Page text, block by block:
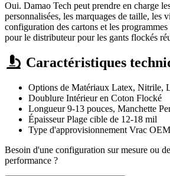
Oui. Damao Tech peut prendre en charge
personnalisées, les marquages de taille, les
configuration des cartons et les
pour le distributeur pour les gants flockés
Caractéristiques
Options de Matériaux Latex, Nitrile,
Doublure Intérieur en Coton Flocké
Longueur 9-13 pouces, Manchette
Épaisseur Plage cible de 12-18 mil
Type d'approvisionnement Vrac
Besoin d'une configuration sur mesure ou
performance ?